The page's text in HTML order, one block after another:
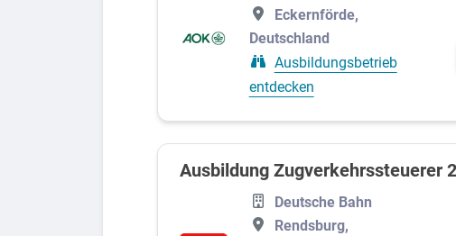
Eckernförde,
Deutschland
Ausbildungsbetrieb
entdecken
Ausbildung Zugverkehrssteuerer
Deutsche Bahn
Rendsburg,